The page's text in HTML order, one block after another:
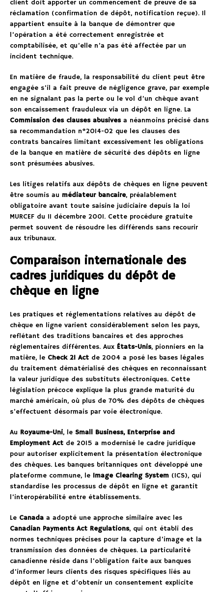
client doit apporter un commencement de preuve de sa
réclamation (confirmation de dépôt, notification reçue). Il
appartient ensuite à la banque de démontrer que
l’opération a été correctement enregistrée et
comptabilisée, et qu’elle n’a pas été affectée par un
incident technique.
En matière de fraude, la responsabilité du client peut être
engagée s’il a fait preuve de négligence grave, par exemple
en ne signalant pas la perte ou le vol d’un chèque avant
son encaissement frauduleux via un dépôt en ligne. La
Commission des clauses abusivesa néanmoins précisé dans
sa recommandation n°2014-02 que les clauses des
contrats bancaires limitant excessivement les obligations
de la banque en matière de sécurité des dépôts en ligne
sont présumées abusives.
Les litiges relatifs aux dépôts de chèques en ligne peuvent
être soumis au médiateur bancaire, préalablement
obligatoire avant toute saisine judiciaire depuis la loi
MURCEF du 11 décembre 2001. Cette procédure gratuite
permet souvent de résoudre les différends sans recourir
aux tribunaux.
Comparaison internationale des
cadres juridiques du dépôt de
chèque en ligne
Les pratiques et réglementations relatives au dépôt de
chèque en ligne varient considérablement selon les pays,
reflétant des traditions bancaires et des approches
réglementaires différentes. Aux États-Unis, pionniers en la
matière, le Check 21 Act de 2004 a posé les bases légales
du traitement dématérialisé des chèques en reconnaissant
la valeur juridique des substituts électroniques. Cette
législation précoce explique la plus grande maturité du
marché américain, où plus de 70% des dépôts de chèques
s’effectuent désormais par voie électronique.
Au Royaume-Uni, le Small Business, Enterprise and
Employment Act de 2015 a modernisé le cadre juridique
pour autoriser explicitement la présentation électronique
des chèques. Les banques britanniques ont développé une
plateforme commune, le Image Clearing System (ICS), qui
standardise les processus de dépôt en ligne et garantit
l’interopérabilité entre établissements.
Le Canada a adopté une approche similaire avec les
Canadian Payments Act Regulations, qui ont établi des
normes techniques précises pour la capture d’image et la
transmission des données de chèques. La particularité
canadienne réside dans l’obligation faite aux banques
d’informer leurs clients des risques spécifiques liés au
dépôt en ligne et d’obtenir un consentement explicite